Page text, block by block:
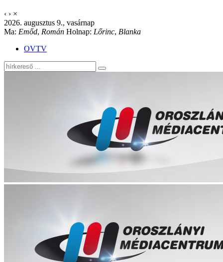
‹ › ×
2026. augusztus 9., vasárnap
Ma: Emőd, Román Holnap: Lőrinc, Blanka
OVTV